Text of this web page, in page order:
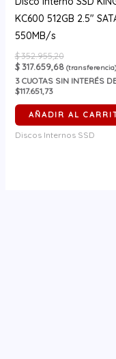
KC600 512GB 2.5″
550MB/s
$352.955,20
$317.659,68 (transferencia)
3CUOTAS SIN INTERÉS
$117.651,73
AÑADIR AL
Discos Internos SSD